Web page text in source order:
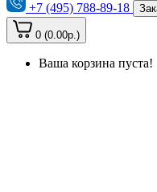
+7 (495) 788-89-18
0 (0.00р.)
Ваша корзина пуста!